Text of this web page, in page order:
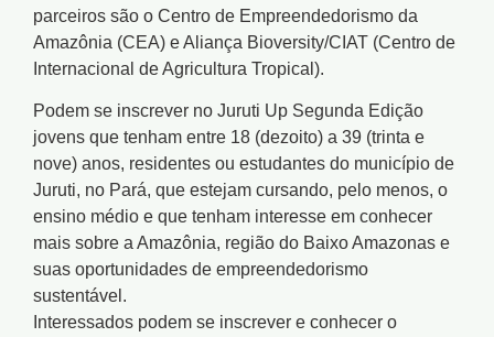
parceiros são o Centro de Empreendedorismo da
Amazônia (CEA) e Aliança Bioversity/CIAT (Centro de
Internacional de Agricultura Tropical).
Podem se inscrever no Juruti Up Segunda Edição
jovens que tenham entre 18 (dezoito) a 39 (trinta e
nove) anos, residentes ou estudantes do município de
Juruti, no Pará, que estejam cursando, pelo menos, o
ensino médio e que tenham interesse em conhecer
mais sobre a Amazônia, região do Baixo Amazonas e
suas oportunidades de empreendedorismo
sustentável.
Interessados podem se inscrever e conhecer o